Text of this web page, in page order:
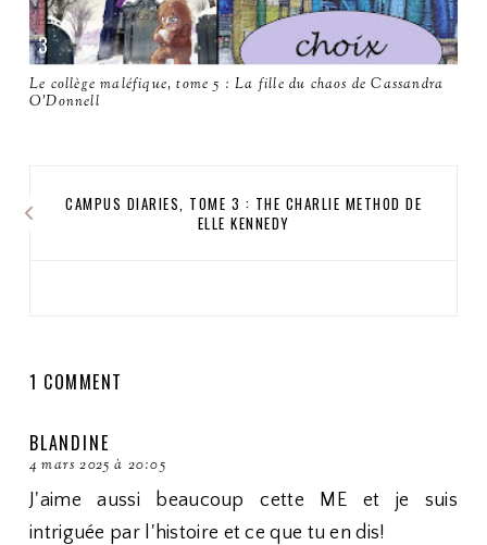
Le collège maléfique, tome 5 : La fille du chaos de Cassandra
O'Donnell
CAMPUS DIARIES, TOME 3 : THE CHARLIE METHOD DE
ELLE KENNEDY
1 COMMENT
BLANDINE
4 mars 2025 à 20:05
J'aime aussi beaucoup cette ME et je suis
intriguée par l'histoire et ce que tu en dis!